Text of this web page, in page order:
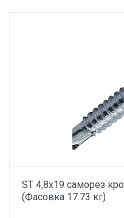
ST 4,8х19 саморез
(Фасовка 17.73 кг)